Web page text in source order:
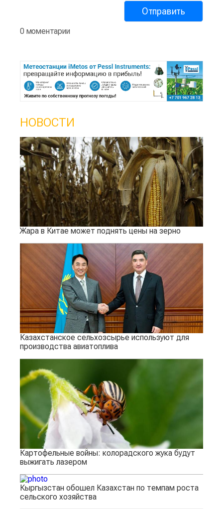
0 моментарии
НОВОСТИ
Жара в Китае может поднять цены на зерно
Казахстанское сельхозсырье используют для
производства авиатоплива
Картофельные войны: колорадского жука будут
выжигать лазером
Кыргызстан обошел Казахстан по темпам роста
сельского хозяйства